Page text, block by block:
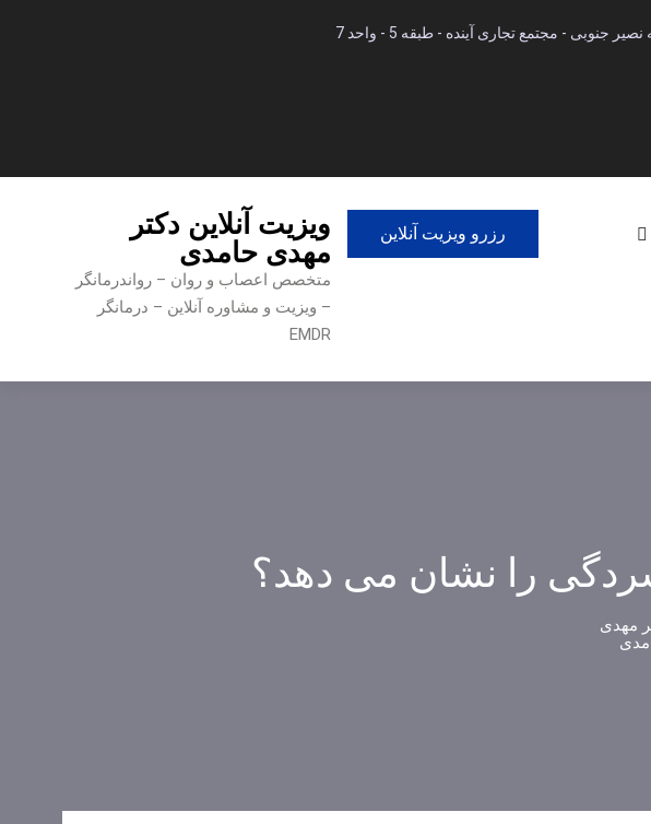
جنوبی - مجتمع تجاری آینده - طبقه 5 - واحد 7
ویزیت آنلاین دکتر
مهدی حامدی
متخصص اعصاب و روان – رواندرمانگر
– ویزیت و مشاوره آنلاین – درمانگر
EMDR
رزرو ویزیت آنلاین
را نشان می دهد؟
مهدی